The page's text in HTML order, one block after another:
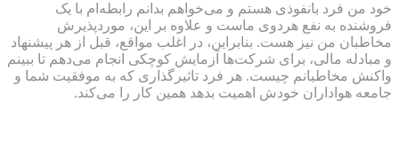
خود من فرد بانفوذی هستم و می‌خواهم بدانم رابطه‌ام با یک
فروشنده به نفع هردوی ماست و علاوه بر این، موردپذیرش
مخاطبان من نیز هست. بنابراین، در اغلب مواقع، قبل از هر پیشنهاد
و مبادله مالی، برای شرکت‌ها آزمایش کوچکی انجام می‌دهم تا ببینم
واکنش مخاطبانم چیست. هر فرد تاثیرگذاری که به موفقیت شما و
جامعه هواداران خودش اهمیت بدهد همین کار را می‌کند.